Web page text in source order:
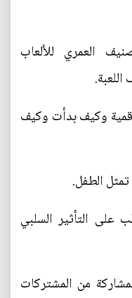
العمري للألعاب
وكيف بدأت وكيف
الطفل.
على التأثير السلبي
من المشتركات